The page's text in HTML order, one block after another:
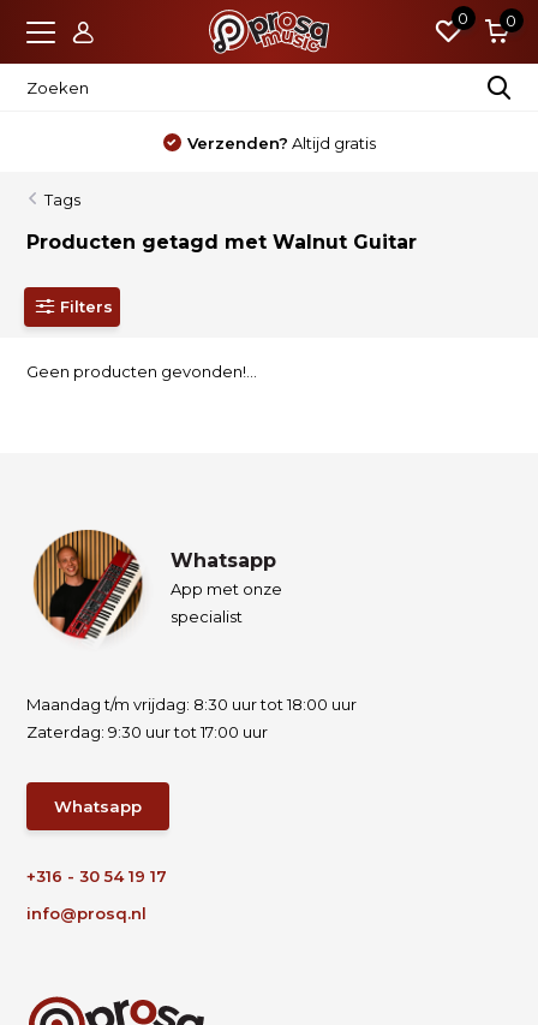
0 0
Verzenden? Altijd gratis
Tags
Producten getagd met Walnut Guitar
Filters
Geen producten gevonden!...
Whatsapp
App met onze
specialist
Maandag t/m vrijdag: 8:30 uur tot 18:00 uur
Zaterdag: 9:30 uur tot 17:00 uur
Whatsapp
+316 - 30 54 19 17
info@prosq.nl